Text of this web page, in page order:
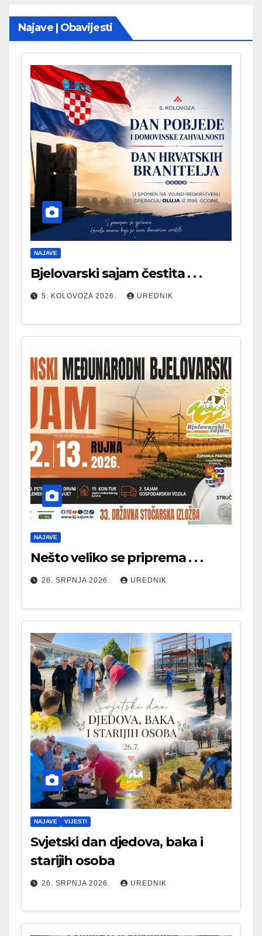
Najave | Obavijesti
NAJAVE
Bjelovarski sajam čestita . . .
5. KOLOVOZA 2026. UREDNIK
NAJAVE
Nešto veliko se priprema . . .
26. SRPNJA 2026. UREDNIK
NAJAVE VIJESTI
Svjetski dan djedova, baka i
starijih osoba
26. SRPNJA 2026. UREDNIK